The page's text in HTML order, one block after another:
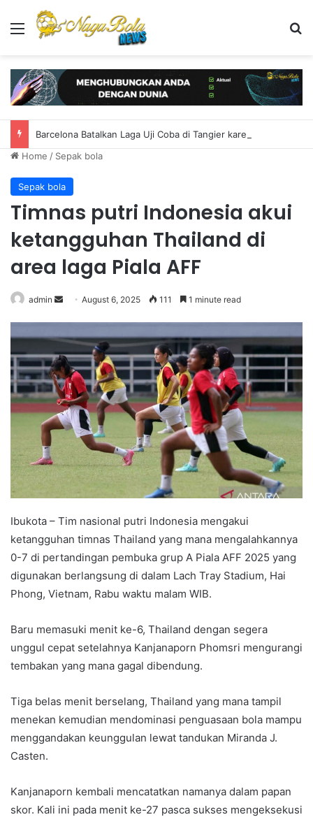
Menu
Home / Sepak bola
Sepak bola
Timnas putri Indonesia akui
ketangguhan Thailand di
area laga Piala AFF
admin
a
n
e
m
a
l
August 6, 2025 111 1 minute read
Ibukota – Tim nasional putri Indonesia mengakui
ketangguhan timnas Thailand yang mana mengalahkannya
0-7 di pertandingan pembuka grup A Piala AFF 2025 yang
digunakan berlangsung di dalam Lach Tray Stadium, Hai
Phong, Vietnam, Rabu waktu malam WIB.
Baru memasuki menit ke-6, Thailand dengan segera
unggul cepat setelahnya Kanjanaporn Phomsri mengurangi
tembakan yang mana gagal dibendung.
Tiga belas menit berselang, Thailand yang mana tampil
menekan kemudian mendominasi penguasaan bola mampu
menggandakan keunggulan lewat tandukan Miranda J.
Casten.
Kanjanaporn kembali mencatatkan namanya dalam papan
skor. Kali ini pada menit ke-27 pasca sukses mengeksekusi